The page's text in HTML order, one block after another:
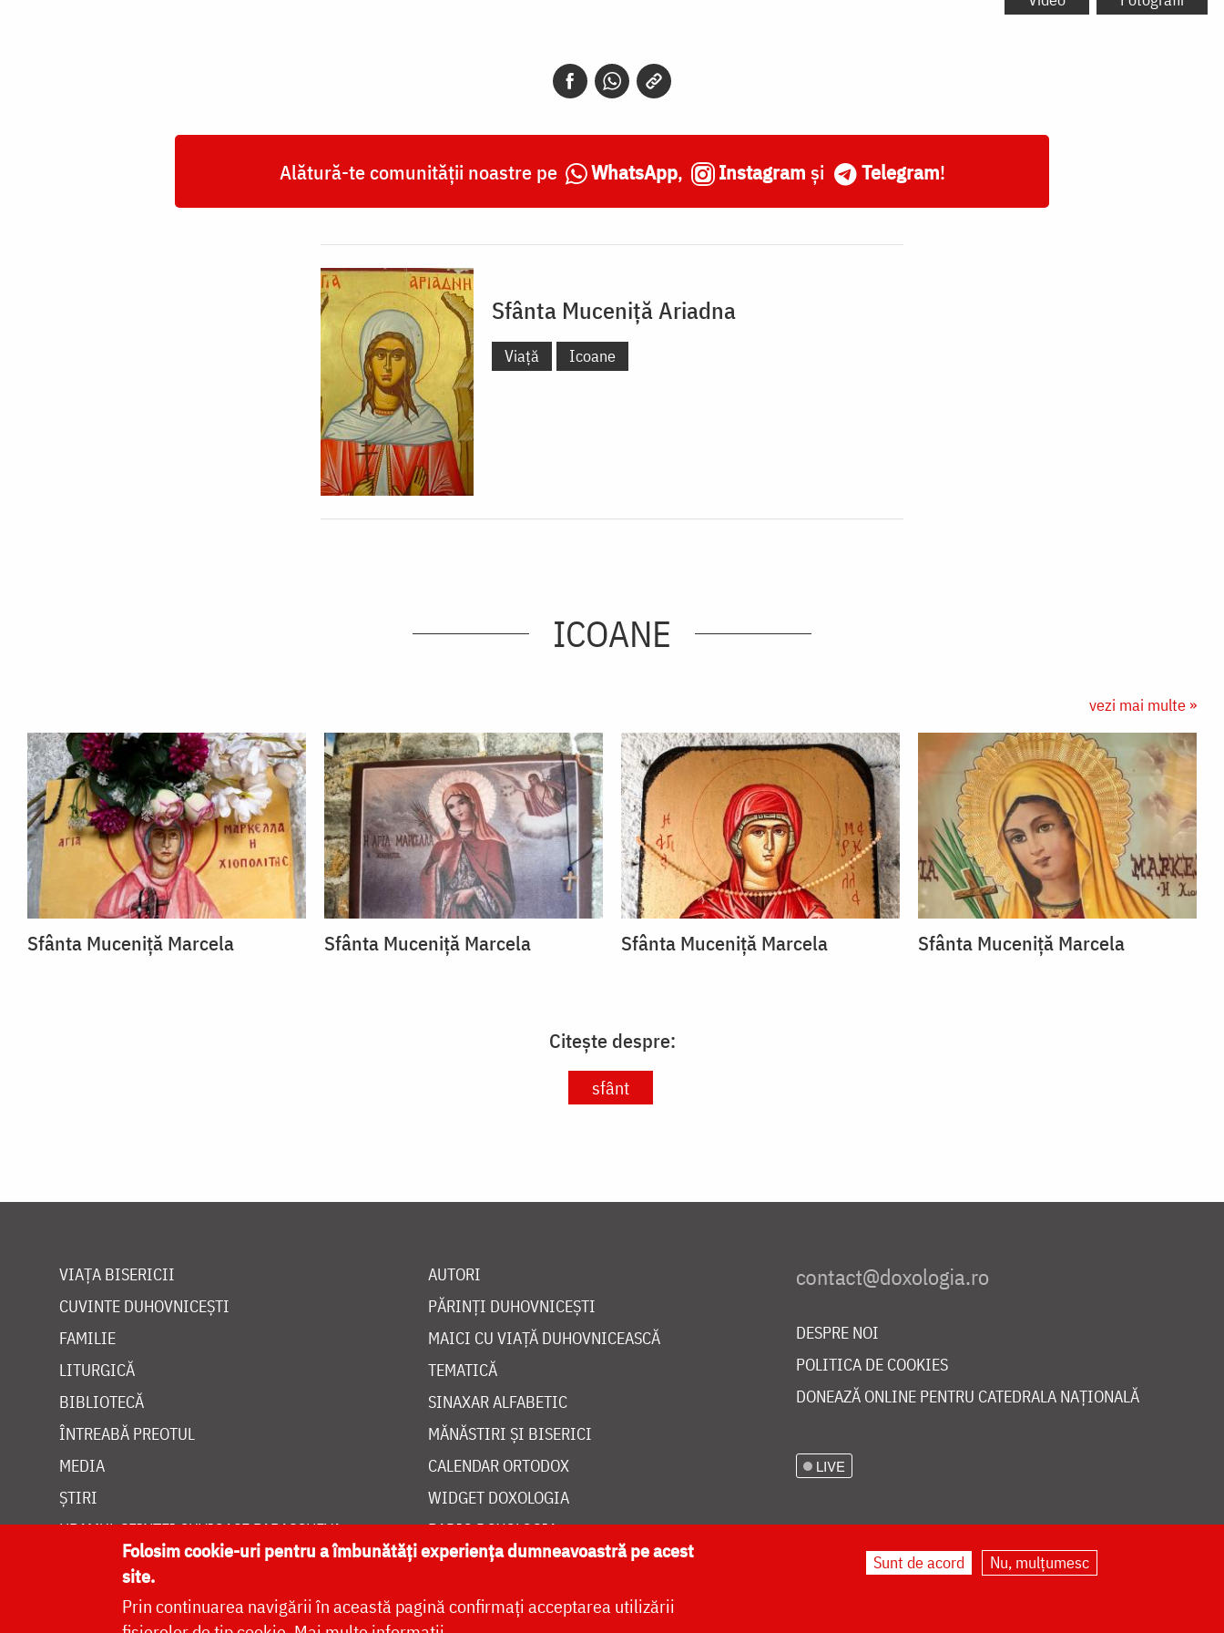
Alătură-te comunității noastre pe WhatsApp, Instagram și Telegram!
Sfânta Muceniță Ariadna
Viață Icoane
ICOANE
vezi mai multe »
Sfânta Muceniță Marcela Sfânta Muceniță Marcela Sfânta Muceniță Marcela Sfânta Muceniță Marcela
Citește despre:
sfânt
VIAȚA BISERICII
CUVINTE DUHOVNICEȘTI
FAMILIE
LITURGICĂ
BIBLIOTECĂ
ÎNTREABĂ PREOTUL
MEDIA
ȘTIRI
HRAMUL SFINTEI CUVIOASE PARASCHEVA
AUTORI
PĂRINȚI DUHOVNICEȘTI
MAICI CU VIAȚĂ DUHOVNICEASCĂ
TEMATICĂ
SINAXAR ALFABETIC
MĂNĂSTIRI ȘI BISERICI
CALENDAR ORTODOX
WIDGET DOXOLOGIA
RADIO DOXOLOGIA
DESPRE NOI
POLITICA DE COOKIES
DONEAZĂ ONLINE PENTRU CATEDRALA NAȚIONALĂ
LIVE
Folosim cookie-uri pentru a îmbunătăți experiența dumneavoastră pe acest
site.
Prin continuarea navigării în această pagină confirmați acceptarea utilizării
Sunt de acord Nu, mulțumesc